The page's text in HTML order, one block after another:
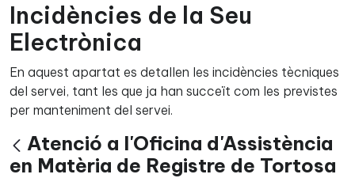
Incidències de la Seu
Electrònica
En aquest apartat es detallen les incidències tècniques
del servei, tant les que ja han succeït com les previstes
per manteniment del servei.
Vés enrere
Atenció a l'Oficina d'Assistència
en Matèria de Registre de Tortosa